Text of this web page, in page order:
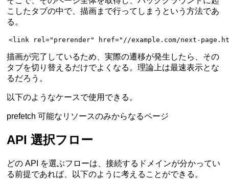
こしたタブの中で、描画まで行ってしまうという方法であ
る。
<link rel="prerender" href="//example.com/next-
描画が完了しているため、実際の遷移が発生したら、その
タブを切り替えるだけでよくなる。理論上は最速表示とな
るだろう。
以下のようなケースで使用できる。
prefetch 可能なリソースのみからなるページ
API 選択フロー
どの API を選ぶフローは、接続するドメインが分かってい
る前提であれば、以下のように考えることができる。